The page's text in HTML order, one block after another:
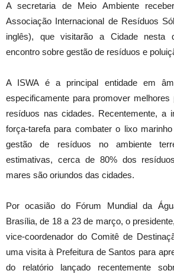
A secretaria de Meio Ambiente
Associação Internacional de Resíduos
inglês), que visitarão a Cidade nesta
encontro sobre gestão de resíduos e
A ISWA é a principal entidade em
especificamente para promover
resíduos nas cidades. Recentemente, a
força-tarefa para combater o lixo
gestão de resíduos no ambiente
estimativas, cerca de 80% dos
mares são oriundos das cidades.
Por ocasião do Fórum Mundial da
Brasília, de 18 a 23 de março, o
vice-coordenador do Comitê de
uma visita à Prefeitura de Santos para
do relatório lançado recentemente